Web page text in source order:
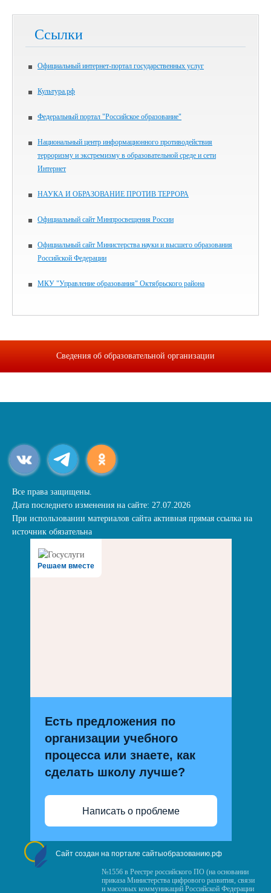
Ссылки
Официальный интернет-портал государственных услуг
Культура.рф
Федеральный портал "Российское образование"
Национальный центр информационного противодействия
терроризму и экстремизму в образовательной среде и сети
Интернет
НАУКА И ОБРАЗОВАНИЕ ПРОТИВ ТЕРРОРА
Официальный сайт Минпросвещения России
Официальный сайт Министерства науки и высшего образования
Российской Федерации
МКУ "Управление образования" Октябрьского района
Сведения об образовательной организации
Все права защищены.
Дата последнего изменения на сайте: 27.07.2026
При использовании материалов сайта активная прямая ссылка на
источник обязательна
Решаем вместе
Есть предложения по
организации учебного
процесса или знаете, как
сделать школу лучше?
Написать о проблеме
Сайт создан на портале сайтыобразованию.рф
№1556 в Реестре российского ПО (на основании
приказа Министерства цифрового развития, связи
и массовых коммуникаций Российской Федерации